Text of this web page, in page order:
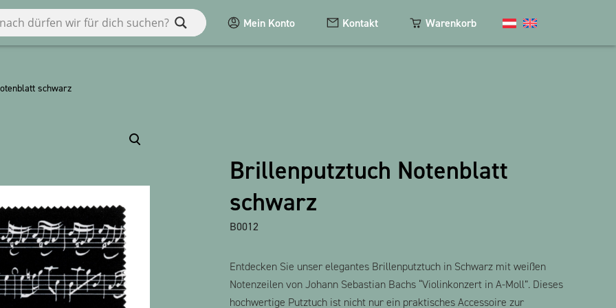
Schlüsselanhänger
bauxili
Alle Produkte anzeigen
Mein Konto Kontakt Warenkorb
schwarz
Brillenputztuch Notenblatt
schwarz
B0012
Entdecken Sie unser elegantes Brillenputztuch in Schwarz mit weißen
Notenzeilen von Johann Sebastian Bachs “Violinkonzert in A-Moll”. Dieses
hochwertige Putztuch ist nicht nur ein praktisches Accessoire zur